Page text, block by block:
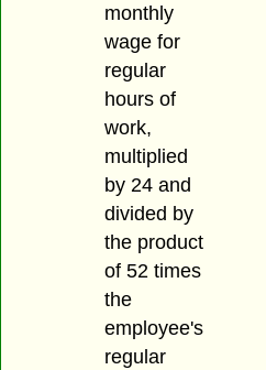
monthly
wage for
regular
hours of
work,
multiplied
by 24 and
divided by
the product
of 52 times
the
employee's
regular